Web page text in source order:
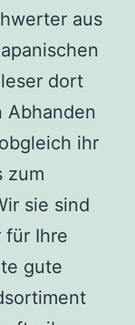
aus
dort
Abhanden
ihr
zum
sie sind
für Ihre
gute